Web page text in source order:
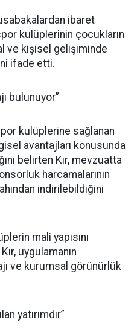
ibaret
kulüplerinin çocukların
ve kişisel gelişiminde
ifade etti.
bulunuyor”
kulüplerine sağlanan
avantajları konusunda
belirten Kır, mevzuatta
harcamalarının
indirilebildiğini
mali yapısını
uygulamanın
ve kurumsal görünürlük
yatırımdır”